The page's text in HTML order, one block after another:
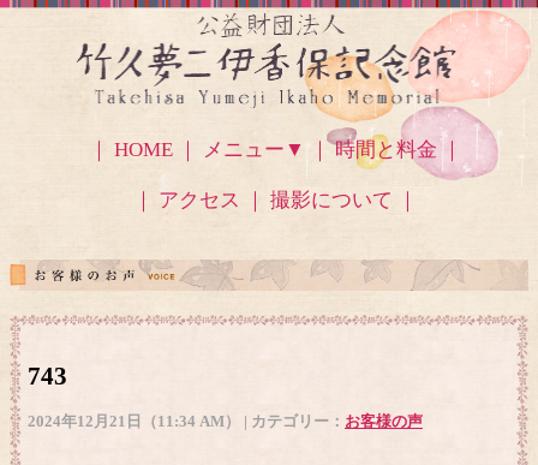
｜ HOME ｜ メニュー▼ ｜ 時間と料金 ｜
｜ アクセス ｜ 撮影について ｜
743
2024年12月21日（11:34 AM） | カテゴリー： お客様の声